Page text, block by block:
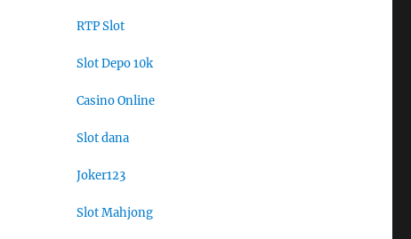
RTP Slot
Slot Depo 10k
Casino Online
Slot dana
Joker123
Slot Mahjong